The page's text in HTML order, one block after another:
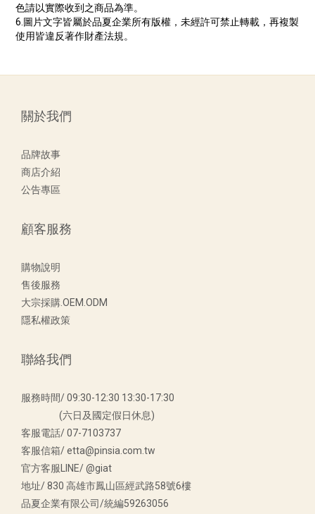
色請以實際收到之商品為準。
6.圖片文字皆屬於品夏企業所有版權，未經許可禁止轉載，再複製
使用皆違反著作財產法規。
關於我們
品牌故事
商店介紹
公告專區
顧客服務
購物說明
售後服務
大宗採購.OEM.ODM
隱私權政策
聯絡我們
服務時間/ 09:30-12:30 13:30-17:30
(六日及國定假日休息)
客服電話/ 07-7103737
客服信箱/ etta@pinsia.com.tw
官方客服LINE/ @giat
地址/ 830 高雄市鳳山區經武路58號6樓
品夏企業有限公司/統編59263056